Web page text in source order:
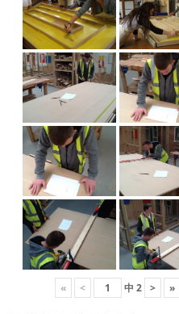
« < 中 2 > »